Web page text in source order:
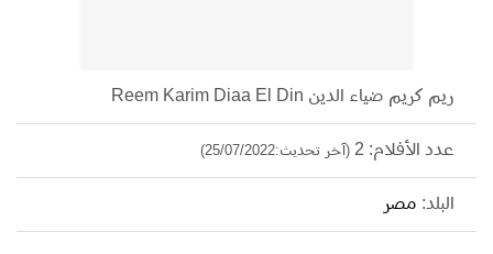
ريم كريم ضياء الدين Reem Karim Diaa El Din
عدد الأفلام: 2 (آخر تحديث:25/07/2022)
البلد: مصر